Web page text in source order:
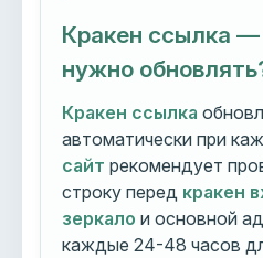
Кракен ссылка —
нужно
Кракен ссылка
автоматически при
сайт рекомендует
строку перед кракен
зеркало и основной
каждые 24-48 часов